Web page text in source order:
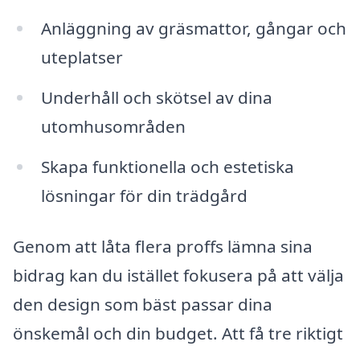
Anläggning av gräsmattor, gångar och
uteplatser
Underhåll och skötsel av dina
utomhusområden
Skapa funktionella och estetiska
lösningar för din trädgård
Genom att låta flera proffs lämna sina
bidrag kan du istället fokusera på att välja
den design som bäst passar dina
önskemål och din budget. Att få tre riktigt